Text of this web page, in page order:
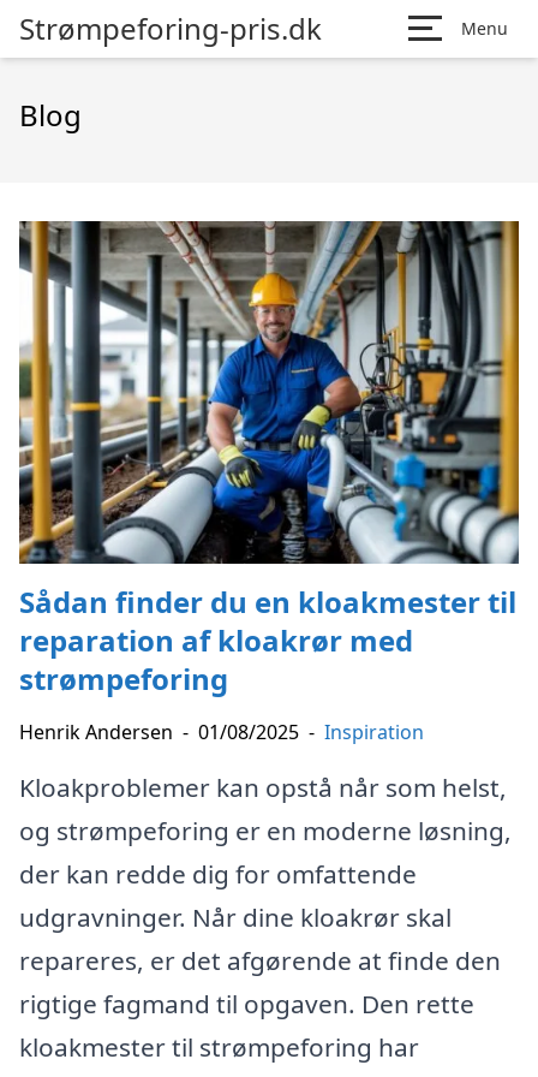
Strømpeforing-pris.dk Menu
Blog
Sådan finder du en kloakmester til
reparation af kloakrør med
strømpeforing
Henrik Andersen - 01/08/2025 - Inspiration
Kloakproblemer kan opstå når som helst,
og strømpeforing er en moderne løsning,
der kan redde dig for omfattende
udgravninger. Når dine kloakrør skal
repareres, er det afgørende at finde den
rigtige fagmand til opgaven. Den rette
kloakmester til strømpeforing har